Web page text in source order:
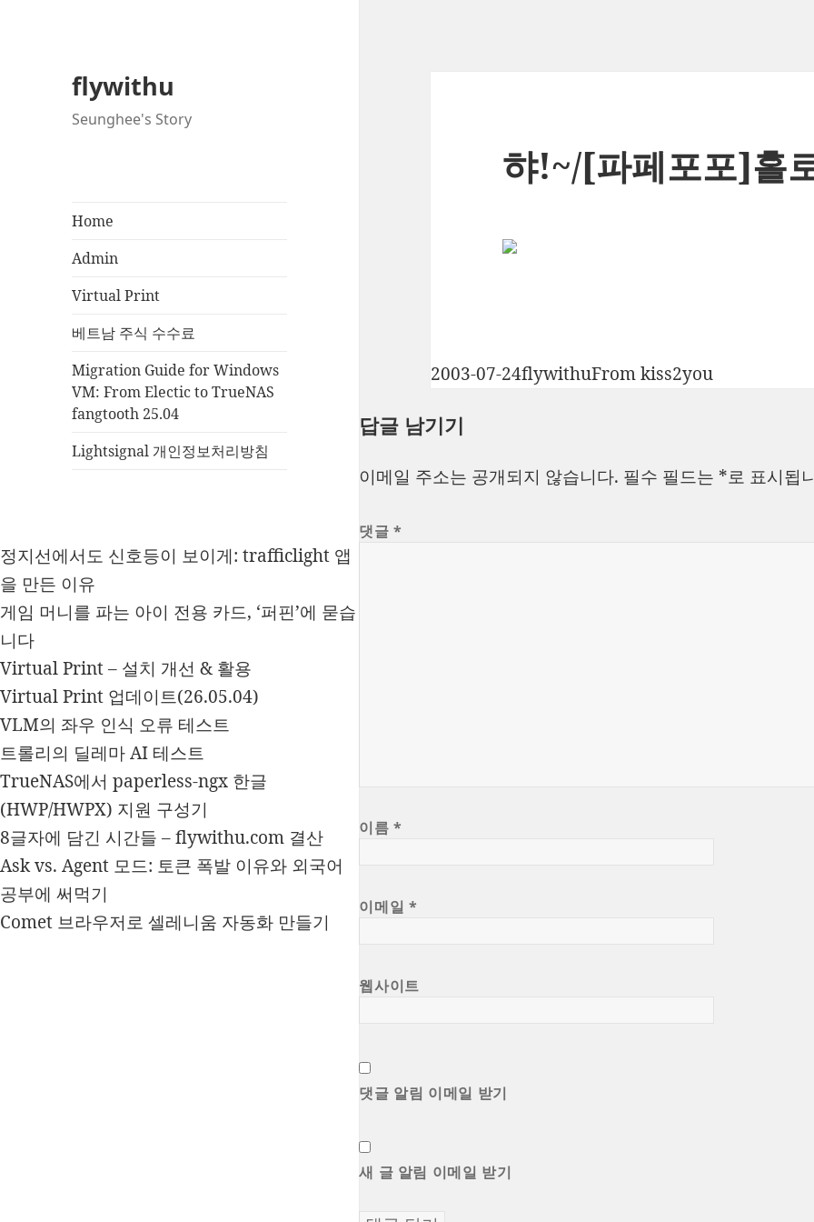
flywithu
Seunghee's Story
Home
Admin
Virtual Print
베트남 주식 수수료
Migration Guide for Windows
VM: From Electic to TrueNAS
fangtooth 25.04
Lightsignal 개인정보처리방침
정지선에서도 신호등이 보이게: trafficlight 앱
을 만든 이유
게임 머니를 파는 아이 전용 카드, ‘퍼핀’에 묻습
니다
Virtual Print – 설치 개선 & 활용
Virtual Print 업데이트(26.05.04)
VLM의 좌우 인식 오류 테스트
트롤리의 딜레마 AI 테스트
TrueNAS에서 paperless-ngx 한글
(HWP/HWPX) 지원 구성기
8글자에 담긴 시간들 – flywithu.com 결산
Ask vs. Agent 모드: 토큰 폭발 이유와 외국어
공부에 써먹기
Comet 브라우저로 셀레니움 자동화 만들기
햐!~/[파페포포]홀
작
일
2003-07-24글
flywithu카
From kiss2you
답글 남기기
이메일 주소는 공개되지 않습니다. 필수 필드는 *로 표시됩
댓글*
이름*
이메일 *
웹사이트
댓글 알림 이메일 받기
새 글 알림 이메일 받기